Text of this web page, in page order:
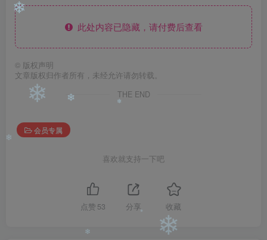
此处内容已隐藏，请付费后查看
© 版权声明
文章版权归作者所有，未经允许请勿转载。
THE END
会员专属
喜欢就支持一下吧
点赞 53 分享 收藏
❄
❄
❄
❄